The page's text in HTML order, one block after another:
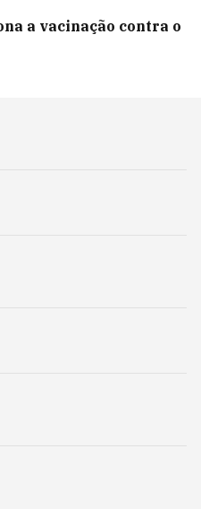
a vacinação contra o